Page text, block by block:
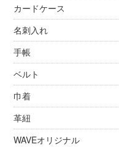
カードケース
名刺入れ
手帳
ベルト
巾着
革紐
WAVEオリジナル